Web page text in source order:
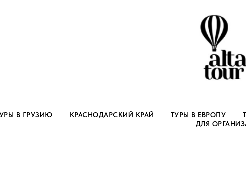
В ГРУЗИЮ КРАСНОДАРСКИЙ КРАЙ ТУРЫ В ЕВРОПУ
ДЛЯ